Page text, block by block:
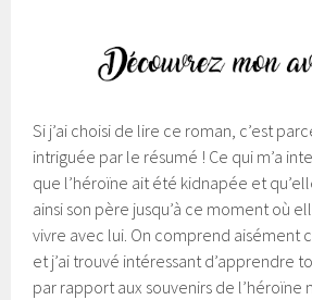
Si j’ai choisi de lire ce roman, c’est
intriguée par le résumé ! Ce qui m’a
que l’héroïne ait été kidnapée et
ainsi son père jusqu’à ce moment où
vivre avec lui. On comprend aisément
et j’ai trouvé intéressant d’apprendre
par rapport aux souvenirs de l’héroïne